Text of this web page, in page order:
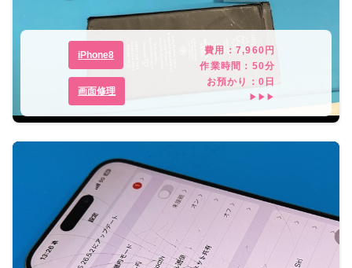
iPhone8
画面修理
費用： 7,960 円
作業時間： 50分
お預かり：0 日
▶▶▶